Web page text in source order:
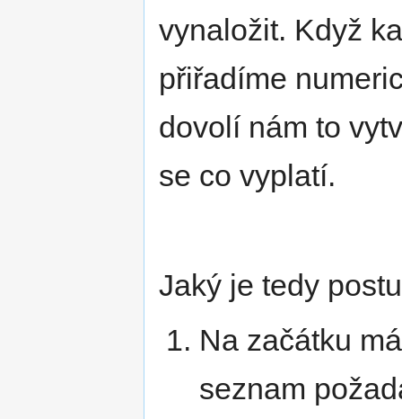
vynaložit. Když
přiřadíme
dovolí nám to
se co vyplatí.
Jaký je tedy
Na začátku
seznam